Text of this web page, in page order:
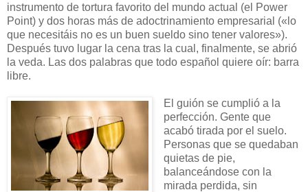
instrumento de tortura favorito del mundo actual (el Power
Point) y dos horas más de adoctrinamiento empresarial («lo
que necesitáis no es un buen sueldo sino tener valores»).
Después tuvo lugar la cena tras la cual, finalmente, se abrió
la veda. Las dos palabras que todo español quiere oír: barra
libre.
El guión se cumplió a la
perfección. Gente que
acabó tirada por el suelo.
Personas que se quedaban
quietas de pie,
balanceándose con la
mirada perdida, sin